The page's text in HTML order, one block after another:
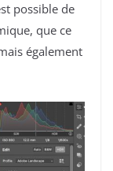
possible de
que ce
également